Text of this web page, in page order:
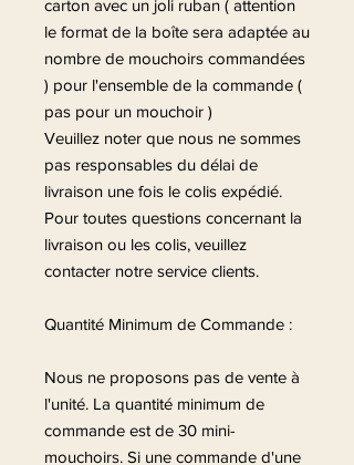
carton avec un joli ruban ( attention
le format de la boîte sera adaptée au
nombre de mouchoirs commandées
) pour l'ensemble de la commande (
pas pour un mouchoir )
Veuillez noter que nous ne sommes
pas responsables du délai de
livraison une fois le colis expédié.
Pour toutes questions concernant la
livraison ou les colis, veuillez
contacter notre service clients.
Quantité Minimum de Commande :
Nous ne proposons pas de vente à
l'unité. La quantité minimum de
commande est de 30 mini-
mouchoirs. Si une commande d'une